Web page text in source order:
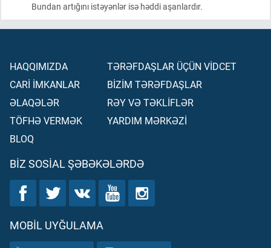
Bundan artığını istəyənlər isə həddi aşanlardır.
HAQQIMIZDA
CARİ İMKANLAR
ƏLAQƏLƏR
TÖFHƏ VERMƏK
BLOQ
TƏRƏFDAŞLAR ÜÇÜN VİDCET
BİZİM TƏRƏFDAŞLAR
RƏY VƏ TƏKLİFLƏR
YARDIM MƏRKƏZİ
BIZ SOSIAL ŞƏBƏKƏLƏRDƏ
MOBIL UYĞULAMA